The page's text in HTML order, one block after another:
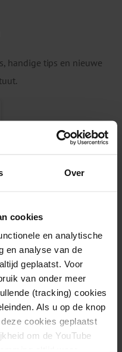
Over
cookies
en analytische
en analyse van de
geplaatst. Voor
van onder meer
(tracking) cookies
Als u op de knop
cookies geplaatst
om de YouTube
handige tips en nieuwe
cannabis eten